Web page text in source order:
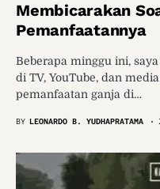
Membicarakan
Pemanfaatannya
Beberapa minggu ini,
di TV, YouTube, dan
pemanfaatan ganja di…
BY LEONARDO B. YUDHAPRATAMA